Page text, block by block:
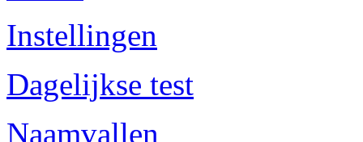
Instellingen
Dagelijkse test
Naamvallen